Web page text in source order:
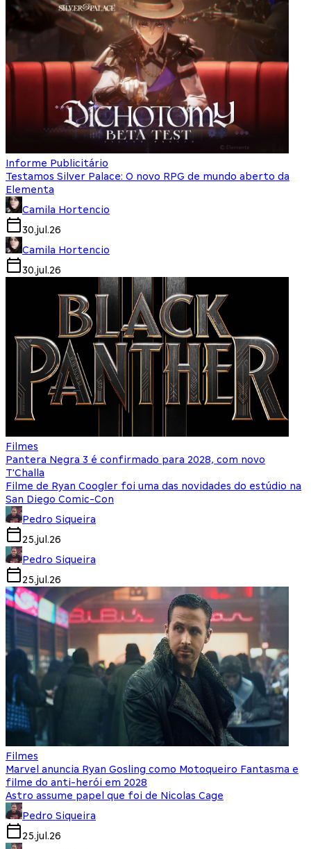
Informe Publicitário
Testamos Silver Palace: O novo RPG de mundo aberto da
Elementa
Camila Hortencio
30.jul.26
Camila Hortencio
30.jul.26
Filmes
Pantera Negra 3 é confirmado para 2028, com novo
T'Challa
Filme de Ryan Coogler foi uma das novidades do estúdio na
San Diego Comic-Con
Pedro Siqueira
25.jul.26
Pedro Siqueira
25.jul.26
Filmes
Marvel anuncia Ryan Gosling como Motoqueiro Fantasma e
filme do anti-herói em 2028
Astro assume papel que foi de Nicolas Cage
Pedro Siqueira
25.jul.26